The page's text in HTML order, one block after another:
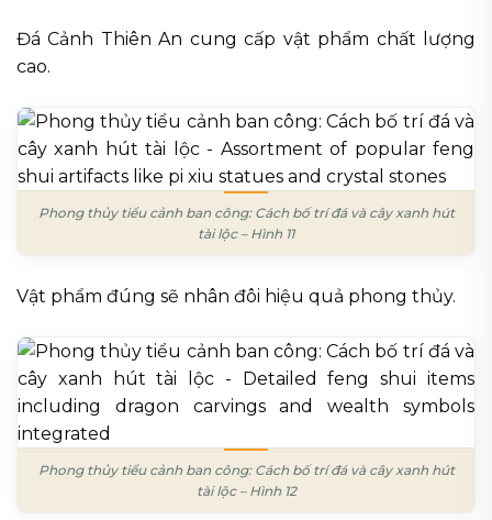
Đá Cảnh Thiên An cung cấp vật phẩm chất lượng
cao.
Phong thủy tiểu cảnh ban công: Cách bố trí đá và cây xanh hút
tài lộc – Hình 11
Vật phẩm đúng sẽ nhân đôi hiệu quả phong thủy.
Phong thủy tiểu cảnh ban công: Cách bố trí đá và cây xanh hút
tài lộc – Hình 12